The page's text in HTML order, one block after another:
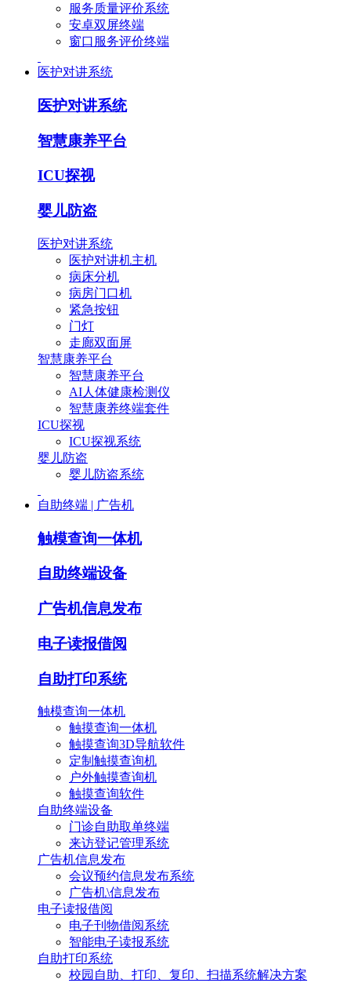
服务质量评价系统
安卓双屏终端
窗口服务评价终端
医护对讲系统
医护对讲系统
智慧康养平台
ICU探视
婴儿防盗
医护对讲系统
医护对讲机主机
病床分机
病房门口机
紧急按钮
门灯
走廊双面屏
智慧康养平台
智慧康养平台
AI人体健康检测仪
智慧康养终端套件
ICU探视
ICU探视系统
婴儿防盗
婴儿防盗系统
自助终端 | 广告机
触模查询一体机
自助终端设备
广告机信息发布
电子读报借阅
自助打印系统
触模查询一体机
触摸查询一体机
触摸查询3D导航软件
定制触摸查询机
户外触摸查询机
触摸查询软件
自助终端设备
门诊自助取单终端
来访登记管理系统
广告机信息发布
会议预约信息发布系统
广告机\信息发布
电子读报借阅
电子刊物借阅系统
智能电子读报系统
自助打印系统
校园自助、打印、复印、扫描系统解决方案